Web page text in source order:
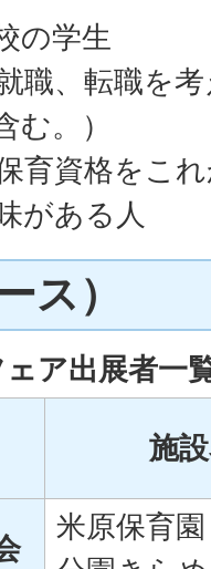
の学生
職、転職を
む。）
育資格をこ
がある人
ス）
ア出展者一
施
米原保育園